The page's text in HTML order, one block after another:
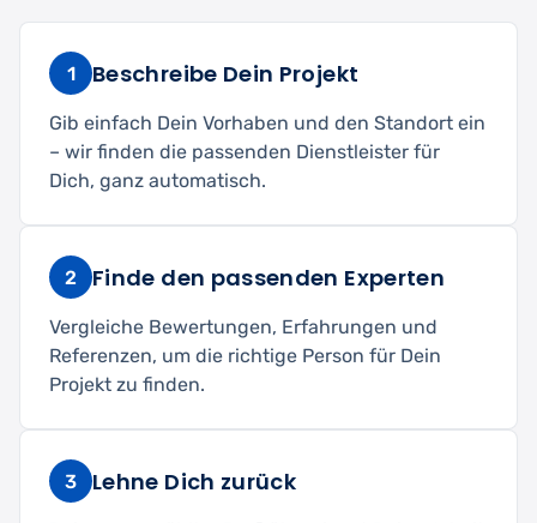
1 Beschreibe Dein Projekt
Gib einfach Dein Vorhaben und den Standort ein
– wir finden die passenden Dienstleister für
Dich, ganz automatisch.
2 Finde den passenden Experten
Vergleiche Bewertungen, Erfahrungen und
Referenzen, um die richtige Person für Dein
Projekt zu finden.
3 Lehne Dich zurück